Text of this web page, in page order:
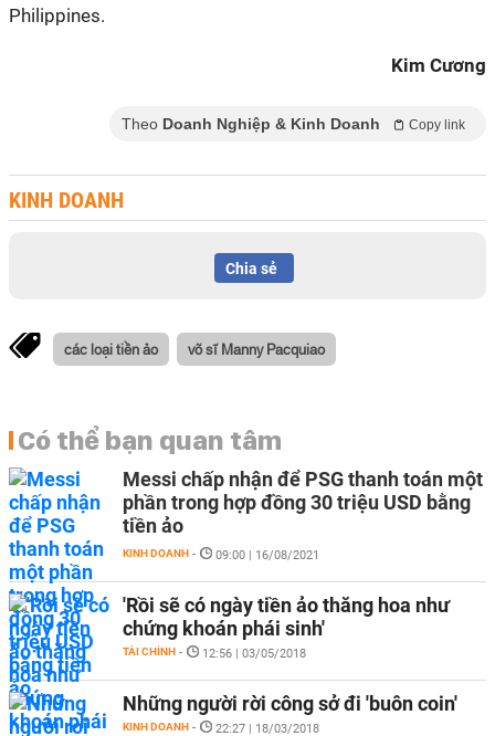
Philippines.
Kim Cương
Theo Doanh Nghiệp & Kinh Doanh Copy link
KINH DOANH
Chia sẻ
các loại tiền ảo võ sĩ Manny Pacquiao
Có thể bạn quan tâm
Messi chấp nhận để PSG thanh toán một
phần trong hợp đồng 30 triệu USD bằng
tiền ảo
KINH DOANH - 09:00 | 16/08/2021
'Rồi sẽ có ngày tiền ảo thăng hoa như
chứng khoán phái sinh'
TÀI CHÍNH - 12:56 | 03/05/2018
Những người rời công sở đi 'buôn coin'
KINH DOANH - 22:27 | 18/03/2018